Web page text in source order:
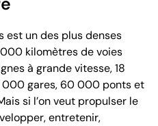
est un des plus denses
kilomètres de voies
à grande vitesse, 18
000 gares, 60 000 ponts et
si l’on veut propulser le
entretenir,